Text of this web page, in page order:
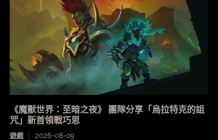
《魔獸世界：至暗之夜》 團隊分享「烏拉特克的詛
咒」新首領戰巧思
遊戲 2026-08-09